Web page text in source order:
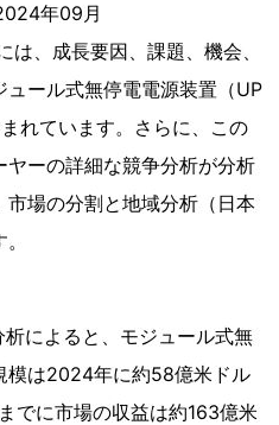
年09月
、成長要因、課題、機会、
ール式無停電電源装置（UP
れています。さらに、この
ーの詳細な競争分析が分析
場の分割と地域分析（日本
によると、モジュール式無
模は2024年に約58億米ドル
でに市場の収益は約163億米